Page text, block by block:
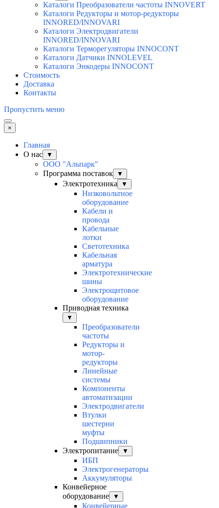
Каталоги Преобразователи частоты INNOVERT
Каталоги Редукторы и мотор-редукторы
INNORED/INNOVARI
Каталоги Электродвигатели
INNORED/INNOVARI
Каталоги Терморегуляторы INNOCONT
Каталоги Датчики INNOLEVEL
Каталоги Энкодеры INNOCONT
Стоимость
Доставка
Контакты
Пропустить меню
×
Главная
О нас
▼
ООО "Альпарк"
Программа поставок
▼
Электротехника ▼
Низковольтное
оборудование
Кабели и
провода
Кабельные
лотки
Светотехника
Кабельная
арматура
Электротехнические
шины
Электрощитовое
оборудование
Приводная техника
▼
Преобразователи
частоты
Редукторы и
мотор-
редукторы
Линейные
системы
Компоненты
автоматизации
Электродвигатели
Втулки
шестерни
муфты
Подшипники
Электропитание
▼
ИБП
Электрогенераторы
Аккумуляторы
Конвейерное
оборудование
▼
Конвейерные